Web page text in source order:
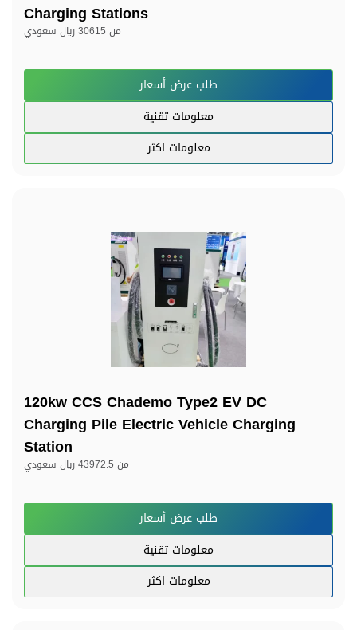
Charging Stations
من 30615 ريال سعودي
طلب عرض أسعار
معلومات تقنية
معلومات اكثر
120kw CCS Chademo Type2 EV DC
Charging Pile Electric Vehicle Charging
Station
من 43972.5 ريال سعودي
طلب عرض أسعار
معلومات تقنية
معلومات اكثر